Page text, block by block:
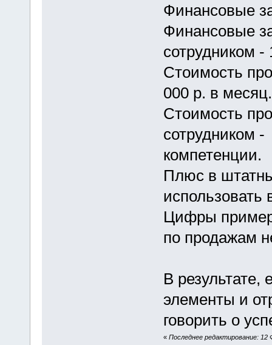
Финансовые
Финансовые
сотрудником -
Стоимость
000 р. в месяц.
Стоимость
сотрудником
компетенции.
Плюс в
Цифры
по продажам
В
элементы и
говорить о
« Последнее редактирование: 12